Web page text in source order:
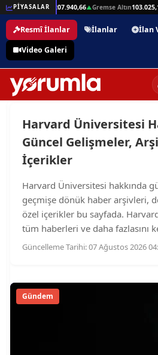
PİYASALAR
▲Beşli Altın 207.940,66▲Gremse Altın
Resmî İlanlar İlanlar İlan
Video Galeri
Harvard Üniversitesi
Güncel Gelişmeler,
İçerikler
Harvard Üniversitesi hakkında
geçmişe dönük haber arşivleri,
özel içerikler bu sayfada.
tüm haberleri ve daha fazlasını
Güncelleme Tarihi: 07 Ağustos 2026
Gündem